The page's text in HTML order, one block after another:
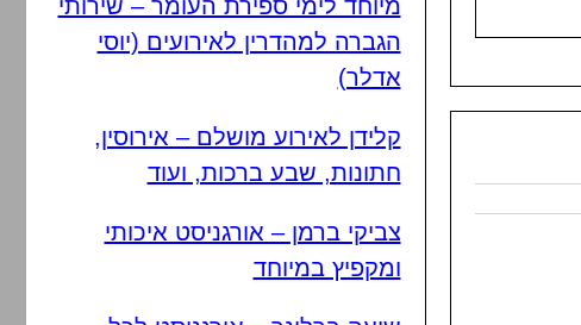
מיוחד לימי ספירת העומר – שירותי
הגברה למהדרין לאירועים (יוסי
אדלר)
קלידן לאירוע מושלם – אירוסין,
חתונות, שבע ברכות, ועוד
צביקי ברמן – אורגניסט איכותי
ומקפיץ במיוחד